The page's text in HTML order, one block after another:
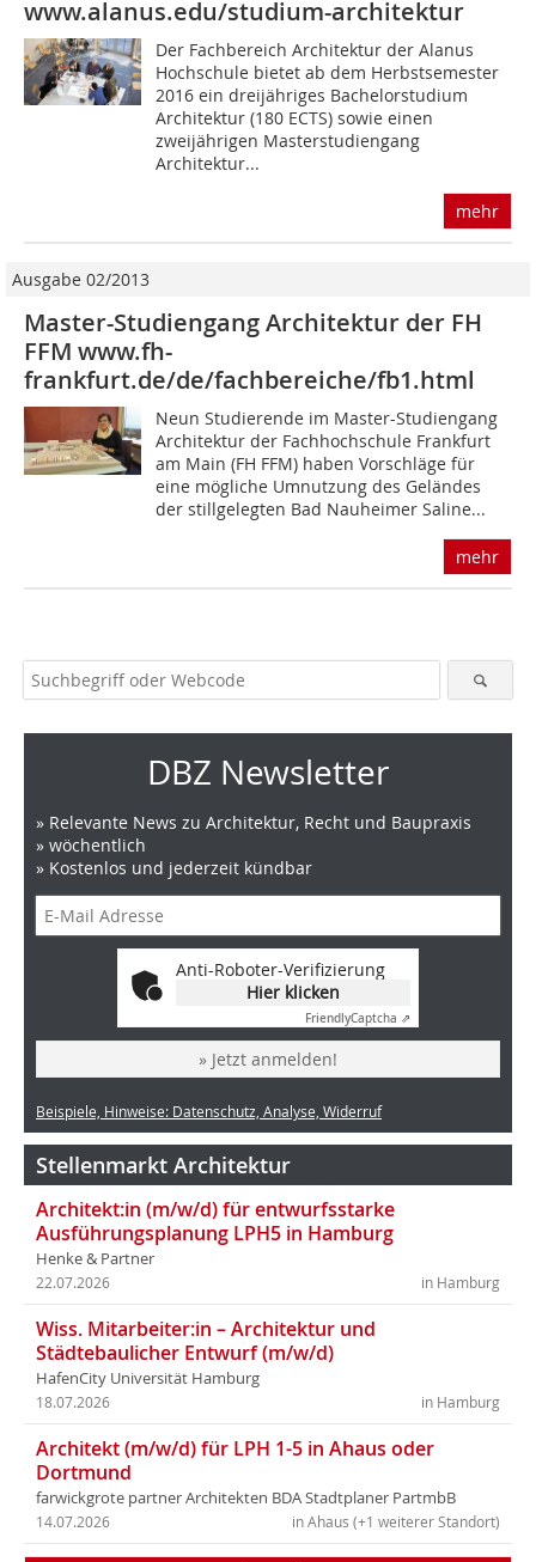
www.alanus.edu/studium-architektur
Der Fachbereich Architektur der Alanus
Hochschule bietet ab dem Herbstsemester
2016 ein dreijähriges Bachelorstudium
Architektur (180 ECTS) sowie einen
zweijährigen Masterstudiengang
Architektur...
mehr
Ausgabe 02/2013
Master-Studiengang Architektur der FH
FFM www.fh-
frankfurt.de/de/fachbereiche/fb1.html
Neun Studierende im Master-Studiengang
Architektur der Fachhochschule Frankfurt
am Main (FH FFM) haben Vorschläge für
eine mögliche Umnutzung des Geländes
der stillgelegten Bad Nauheimer Saline...
mehr
DBZ Newsletter
» Relevante News zu Architektur, Recht und Baupraxis
» wöchentlich
» Kostenlos und jederzeit kündbar
Anti-Roboter-Verifizierung
Hier klicken
FriendlyCaptcha ⇗
» Jetzt anmelden!
Beispiele, Hinweise: Datenschutz, Analyse, Widerruf
Stellenmarkt Architektur
Architekt:in (m/w/d) für entwurfsstarke
Ausführungsplanung LPH5 in Hamburg
Henke & Partner
in Hamburg
22.07.2026
Wiss. Mitarbeiter:in – Architektur und
Städtebaulicher Entwurf (m/w/d)
HafenCity Universität Hamburg
in Hamburg
18.07.2026
Architekt (m/w/d) für LPH 1-5 in Ahaus oder
Dortmund
farwickgrote partner Architekten BDA Stadtplaner PartmbB
in Ahaus (+1 weiterer Standort)
14.07.2026